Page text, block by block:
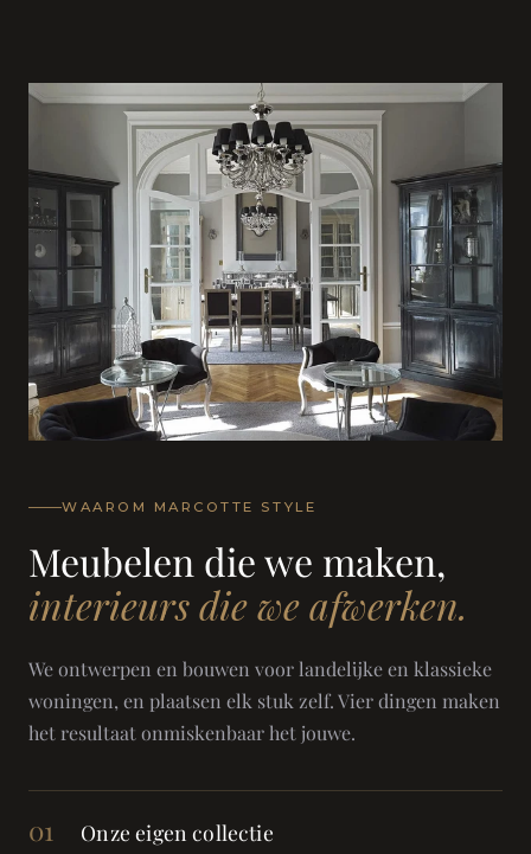
WAAROM MARCOTTE STYLE
Meubelen die we maken,
interieurs die we afwerken.
We ontwerpen en bouwen voor landelijke en klassieke
woningen, en plaatsen elk stuk zelf. Vier dingen maken
het resultaat onmiskenbaar het jouwe.
01 Onze eigen collectie